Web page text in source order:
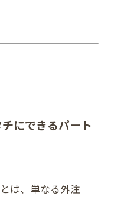
にできるパート
は、単なる外注